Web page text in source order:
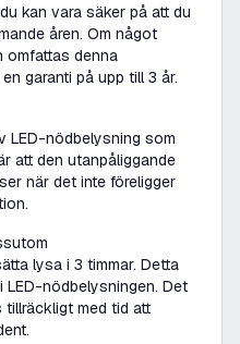
kan vara säker på att du
åren. Om något
omfattas denna
garanti på upp till 3 år.
LED-nödbelysning som
att den utanpåliggande
när det inte föreligger
lysa i 3 timmar. Detta
nödbelysningen. Det
med tid att